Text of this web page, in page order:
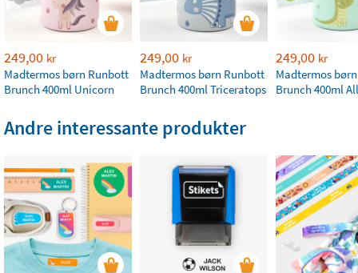
249,00 kr
Madtermos børn Runbott
Brunch 400ml Unicorn
249,00 kr
Madtermos børn Runbott
Brunch 400ml Triceratops
249,00 kr
Madtermos
Brunch 400ml
Andre interessante produkter